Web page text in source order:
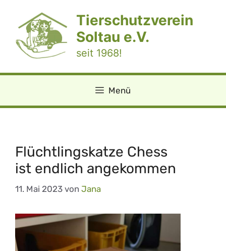
springen
Tierschutzverein
Soltau e.V.
seit 1968!
Menü
Flüchtlingskatze Chess
ist endlich angekommen
11. Mai 2023 von Jana